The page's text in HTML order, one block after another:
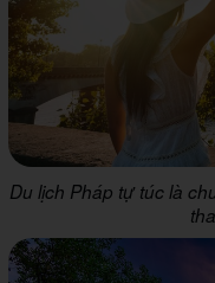
Du lịch Pháp tự túc là